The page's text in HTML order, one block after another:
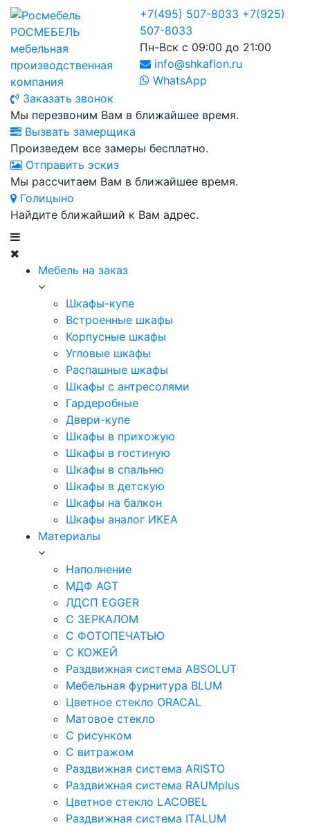
РОСМЕБЕЛЬ
мебельная
производственная
компания
+7(495) 507-8033 +7(925)
507-8033
Пн-Вск с 09:00 до 21:00
info@shkaflon.ru
WhatsApp
Заказать звонок
Мы перезвоним Вам в ближайшее время.
Вызвать замерщика
Произведем все замеры бесплатно.
Отправить эскиз
Мы рассчитаем Вам в ближайшее время.
Голицыно
Найдите ближайший к Вам адрес.
Мебель на заказ
Шкафы-купе
Встроенные шкафы
Корпусные шкафы
Угловые шкафы
Распашные шкафы
Шкафы с антресолями
Гардеробные
Двери-купе
Шкафы в прихожую
Шкафы в гостиную
Шкафы в спальню
Шкафы в детскую
Шкафы на балкон
Шкафы аналог ИКЕА
Материалы
Наполнение
МДФ AGT
ЛДСП EGGER
С ЗЕРКАЛОМ
С ФОТОПЕЧАТЬЮ
С КОЖЕЙ
Раздвижная система ABSOLUT
Мебельная фурнитура BLUM
Цветное стекло ORACAL
Матовое стекло
C рисунком
C витражом
Раздвижная система ARISTO
Раздвижная система RAUMplus
Цветное стекло LACOBEL
Раздвижная система ITALUM